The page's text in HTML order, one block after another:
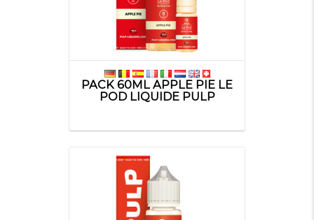
PACK 60ML APPLE PIE LE
POD LIQUIDE PULP